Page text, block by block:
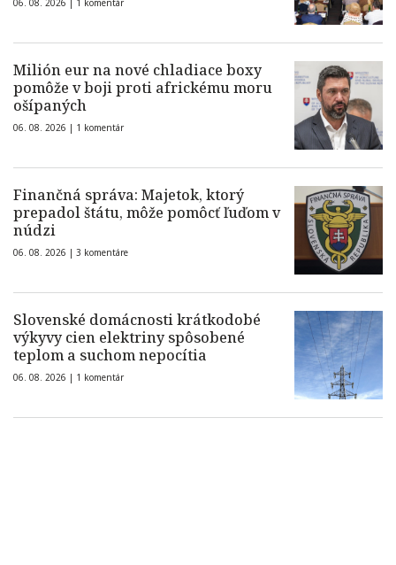
06. 08. 2026 | 1 komentár
Milión eur na nové chladiace boxy
pomôže v boji proti africkému moru
ošípaných
06. 08. 2026 | 1 komentár
Finančná správa: Majetok, ktorý
prepadol štátu, môže pomôcť ľuďom v
núdzi
06. 08. 2026 | 3 komentáre
Slovenské domácnosti krátkodobé
výkyvy cien elektriny spôsobené
teplom a suchom nepocítia
06. 08. 2026 | 1 komentár